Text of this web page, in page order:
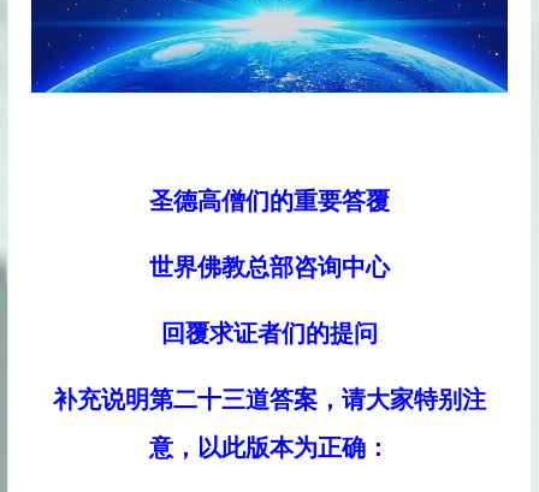
圣德高僧们的重要答覆
世界佛教总部咨询中心
回覆求证者们的提问
补充说明第二十三道答案，请大家特别注
意，以此版本为正确：